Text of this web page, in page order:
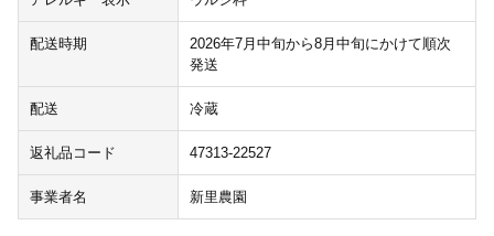
配送時期
2026年7月中旬から8月中旬にかけて順次
発送
配送 冷蔵
返礼品コード 47313-22527
事業者名 新里農園